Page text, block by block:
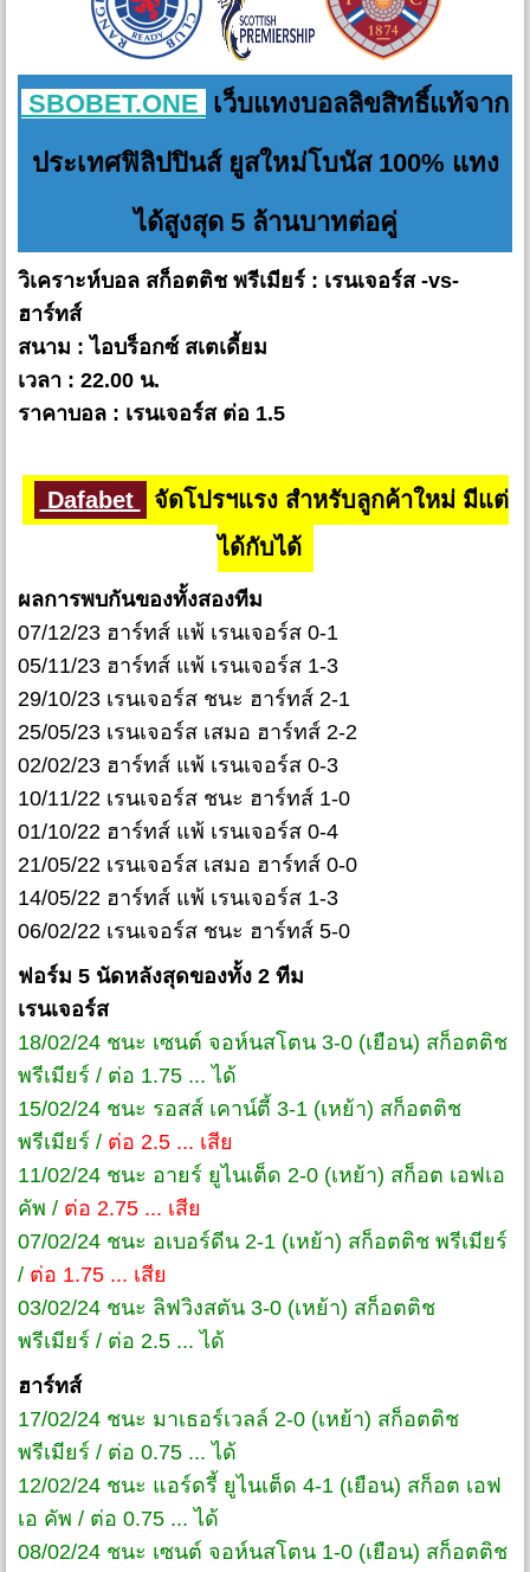
SBOBET.ONE เว็บแทงบอลลิขสิทธิ์แท้จาก
ประเทศฟิลิปปินส์ ยูสใหม่โบนัส 100% แทง
ได้สูงสุด 5 ล้านบาทต่อคู่
วิเคราะห์บอล สก็อตติช พรีเมียร์ : เรนเจอร์ส -vs-
ฮาร์ทส์
สนาม : ไอบร็อกซ์ สเตเดี้ยม
เวลา : 22.00 น.
ราคาบอล : เรนเจอร์ส ต่อ 1.5
Dafabet
จัดโปรฯแรง สำหรับลูกค้าใหม่ มีแต่
ได้กับได้
ผลการพบกันของทั้งสองทีม
07/12/23 ฮาร์ทส์ แพ้ เรนเจอร์ส 0-1
05/11/23 ฮาร์ทส์ แพ้ เรนเจอร์ส 1-3
29/10/23 เรนเจอร์ส ชนะ ฮาร์ทส์ 2-1
25/05/23 เรนเจอร์ส เสมอ ฮาร์ทส์ 2-2
02/02/23 ฮาร์ทส์ แพ้ เรนเจอร์ส 0-3
10/11/22 เรนเจอร์ส ชนะ ฮาร์ทส์ 1-0
01/10/22 ฮาร์ทส์ แพ้ เรนเจอร์ส 0-4
21/05/22 เรนเจอร์ส เสมอ ฮาร์ทส์ 0-0
14/05/22 ฮาร์ทส์ แพ้ เรนเจอร์ส 1-3
06/02/22 เรนเจอร์ส ชนะ ฮาร์ทส์ 5-0
ฟอร์ม 5 นัดหลังสุดของทั้ง 2 ทีม
เรนเจอร์ส
18/02/24 ชนะ เซนต์ จอห์นสโตน 3-0 (เยือน) สก็อตติช
พรีเมียร์ / ต่อ 1.75 ... ได้
15/02/24 ชนะ รอสส์ เคาน์ตี้ 3-1 (เหย้า) สก็อตติช
พรีเมียร์ / ต่อ 2.5 ... เสีย
11/02/24 ชนะ อายร์ ยูไนเต็ด 2-0 (เหย้า) สก็อต เอฟเอ
คัพ / ต่อ 2.75 ... เสีย
07/02/24 ชนะ อเบอร์ดีน 2-1 (เหย้า) สก็อตติช พรีเมียร์
/ ต่อ 1.75 ... เสีย
03/02/24 ชนะ ลิฟวิงสตัน 3-0 (เหย้า) สก็อตติช
พรีเมียร์ / ต่อ 2.5 ... ได้
ฮาร์ทส์
17/02/24 ชนะ มาเธอร์เวลล์ 2-0 (เหย้า) สก็อตติช
พรีเมียร์ / ต่อ 0.75 ... ได้
12/02/24 ชนะ แอร์ดรี้ ยูไนเต็ด 4-1 (เยือน) สก็อต เอฟ
เอ คัพ / ต่อ 0.75 ... ได้
08/02/24 ชนะ เซนต์ จอห์นสโตน 1-0 (เยือน) สก็อตติช